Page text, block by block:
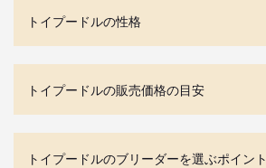
トイプードルの性格
トイプードルの販売価格の目安
トイプードルのブリーダーを選ぶポイント